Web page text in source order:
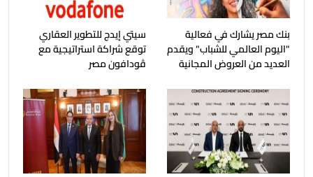
بنك مصر يشارك في فعالية
"اليوم العالمي للشباب" ويقدم
العديد من العروض المجانية
سيتي إيدج للتطوير العقاري
توقع شراكة استراتيجية مع
ڤودافون مصر